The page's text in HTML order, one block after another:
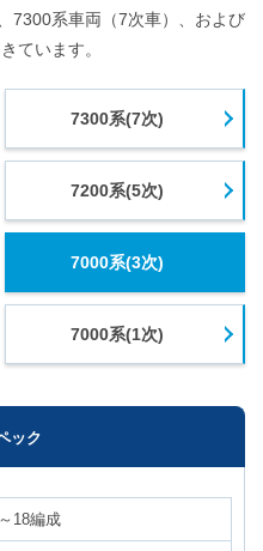
7300系車両（7次車）、および
ています。
7300系(7次)
7200系(5次)
7000系(3次)
7000系(1次)
ック
18編成